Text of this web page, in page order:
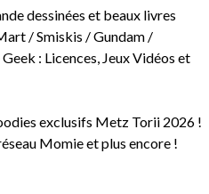
dessinées et beaux livres
/ Smiskis / Gundam /
: Licences, Jeux Vidéos et
exclusifs Metz Torii 2026 !
Momie et plus encore !